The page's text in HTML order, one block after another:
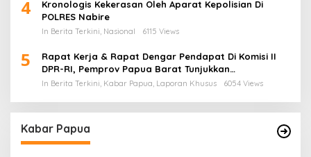
4
Kronologis Kekerasan Oleh Aparat Kepolisian Di
POLRES Nabire
In Berita Terkini, Nasional 6115 Views
5
Rapat Kerja & Rapat Dengar Pendapat Di Komisi II
DPR-RI, Pemprov Papua Barat Tunjukkan
Keberpihakan Terhadap Aspirasi Masyarakat!
In Berita Terkini, Kabar Papua, Laporan Khusus 6054 Views
Kabar Papua